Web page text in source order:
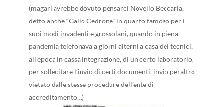
(magari avrebbe dovuto pensarci Novello Beccaria,
detto anche “Gallo Cedrone” in quanto famoso per i
suoi modi invadenti e grossolani, quando in piena
pandemia telefonava a giorni alterni a casa dei tecnici,
all’epoca in cassa integrazione, di un certo laboratorio,
per sollecitare l’invio di certi documenti, invio peraltro
vietato dalle stesse procedure dell’ente di
accreditamento…)